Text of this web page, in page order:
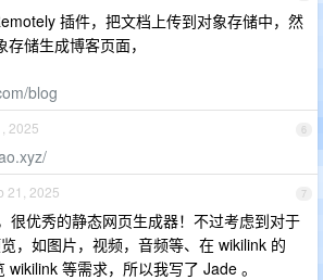
插件，把文档上传到对象存储中，然
储生成博客页面，
blog
6
2025
7
21, 2025
很优秀的静态网页生成器！不过考虑到对于
，如图片，视频，音频等、在 wikilink 的
等需求，所以我写了 Jade 。